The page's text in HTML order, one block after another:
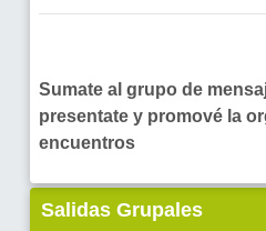
Sumate al grupo de
presentate y promové la
encuentros
Salidas Grupales